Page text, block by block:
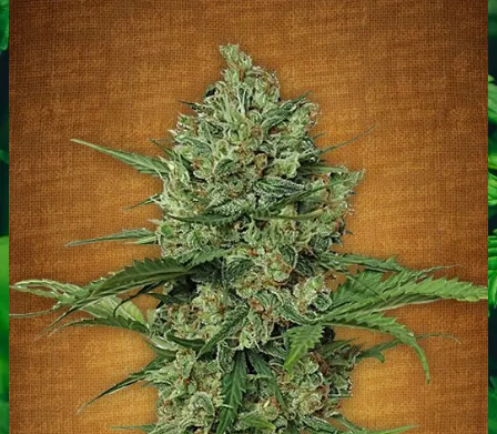
Narkotests
Kokain Tests
Kokain renhedhedstest
Crack renhedhedstest
Kokain blandingsmiddel test
MDMA
MDMA renhedstest